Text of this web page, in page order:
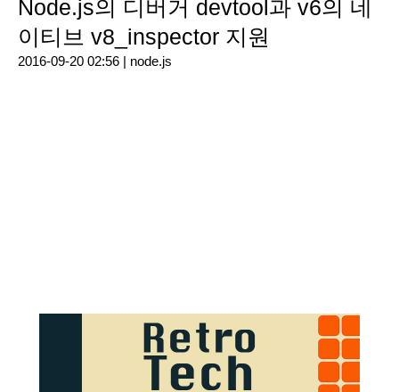
Node.js의 디버거 devtool과 v6의 네
이티브 v8_inspector 지원
2016-09-20 02:56 | node.js